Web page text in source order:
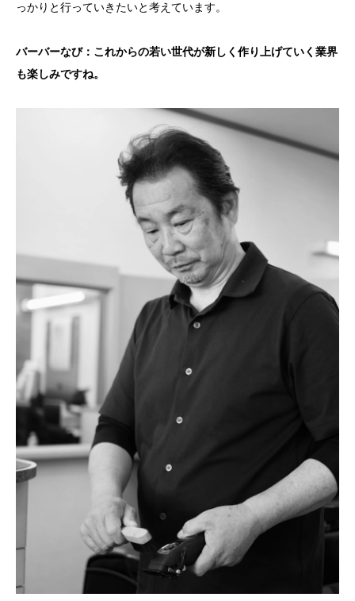
っかりと行っていきたいと考えています。
バーバーなび：これからの若い世代が新しく作り上げていく業界
も楽しみですね。